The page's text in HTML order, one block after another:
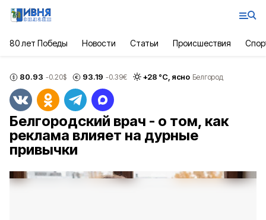
80 лет Победы Новости Статьи Происшествия
80.93 -0.20$ 93.19 -0.39€ +28 °С, ясно Белгород
Белгородский врач - о том, как
реклама влияет на дурные
привычки